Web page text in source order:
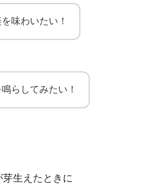
味わいたい！
らしてみたい！
芽生えたときに